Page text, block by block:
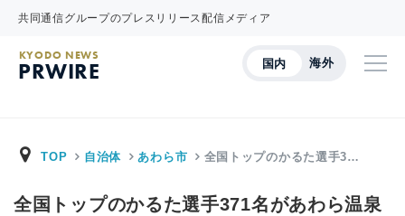
共同通信グループのプレスリリース配信メディア
国内 海外
KYODO NEWS
PRWIRE
TOP 自治体 あわら市 全国トップのかるた選手3…
全国トップのかるた選手371名があわら温泉